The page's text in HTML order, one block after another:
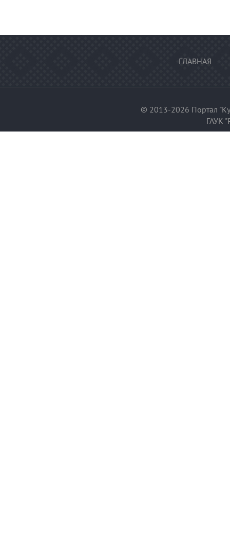
ГЛАВНАЯ
© 2013-2026 Портал
ГАУК